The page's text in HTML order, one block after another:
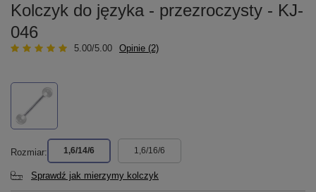
Kolczyk do języka - przezroczysty - KJ-
046
5.00/5.00 Opinie (2)
Rozmiar 1,6/14/6 1,6/16/6
Sprawdź jak mierzymy kolczyk